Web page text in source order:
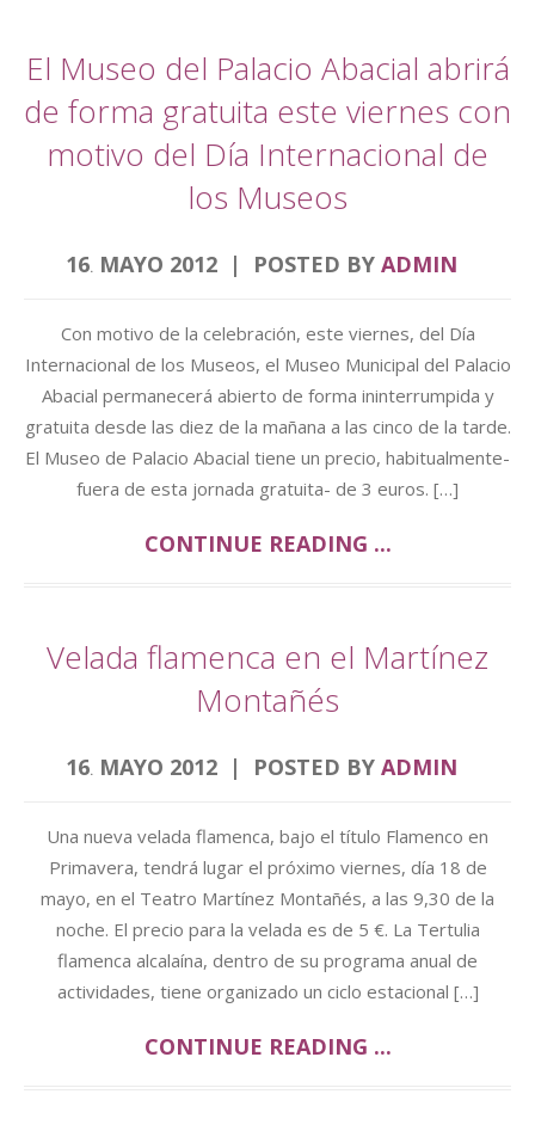
El Museo del Palacio Abacial abrirá
de forma gratuita este viernes con
motivo del Día Internacional de
los Museos
16. MAYO 2012 POSTED BY ADMIN
Con motivo de la celebración, este viernes, del Día
Internacional de los Museos, el Museo Municipal del Palacio
Abacial permanecerá abierto de forma ininterrumpida y
gratuita desde las diez de la mañana a las cinco de la tarde.
El Museo de Palacio Abacial tiene un precio, habitualmente-
fuera de esta jornada gratuita- de 3 euros. […]
CONTINUE READING ...
Velada flamenca en el Martínez
Montañés
16. MAYO 2012 POSTED BY ADMIN
Una nueva velada flamenca, bajo el título Flamenco en
Primavera, tendrá lugar el próximo viernes, día 18 de
mayo, en el Teatro Martínez Montañés, a las 9,30 de la
noche. El precio para la velada es de 5 €. La Tertulia
flamenca alcalaína, dentro de su programa anual de
actividades, tiene organizado un ciclo estacional […]
CONTINUE READING ...